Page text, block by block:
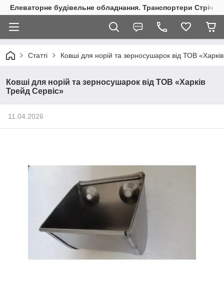
Елеваторне будівельне обладнання. Транспортери
Статті Ковші для норій та зерносушарок від ТОВ
Ковші для норій та зерносушарок від ТОВ «Харків
Трейд Сервіс»
11.04.2026